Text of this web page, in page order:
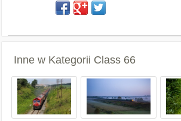
Inne w Kategorii Class 66